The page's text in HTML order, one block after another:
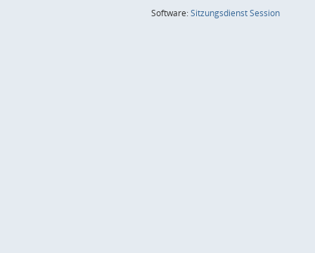
Software:SitzungsdienstSession(Wird in